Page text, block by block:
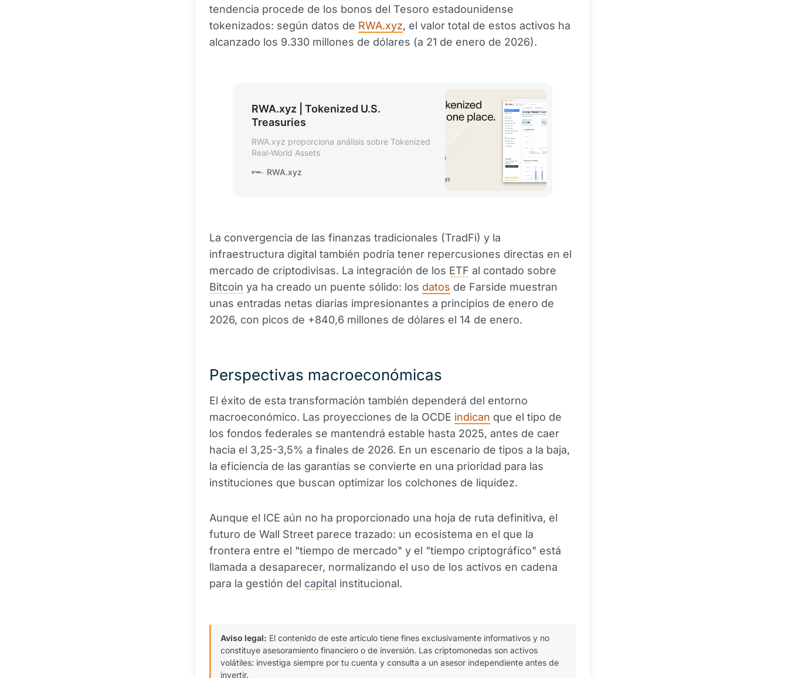
tendencia procede de los bonos del Tesoro estadounidense
tokenizados: según datos de RWA.xyz, el valor total de estos activos ha
alcanzado los 9.330 millones de dólares (a 21 de enero de 2026).
RWA.xyz | Tokenized U.S.
Treasuries
RWA.xyz proporciona análisis sobre Tokenized
Real-World Assets
RWA.xyz
La convergencia de las finanzas tradicionales (TradFi) y la
infraestructura digital también podría tener repercusiones directas en el
mercado de criptodivisas. La integración de los ETF al contado sobre
Bitcoin ya ha creado un puente sólido: los datos de Farside muestran
unas entradas netas diarias impresionantes a principios de enero de
2026, con picos de +840,6 millones de dólares el 14 de enero.
Perspectivas macroeconómicas
El éxito de esta transformación también dependerá del entorno
macroeconómico. Las proyecciones de la OCDE indican que el tipo de
los fondos federales se mantendrá estable hasta 2025, antes de caer
hacia el 3,25-3,5% a finales de 2026. En un escenario de tipos a la baja,
la eficiencia de las garantías se convierte en una prioridad para las
instituciones que buscan optimizar los colchones de liquidez.
Aunque el ICE aún no ha proporcionado una hoja de ruta definitiva, el
futuro de Wall Street parece trazado: un ecosistema en el que la
frontera entre el "tiempo de mercado" y el "tiempo criptográfico" está
llamada a desaparecer, normalizando el uso de los activos en cadena
para la gestión del capital institucional.
Aviso legal: El contenido de este artículo tiene fines exclusivamente informativos y no
constituye asesoramiento financiero o de inversión. Las criptomonedas son activos
volátiles: investiga siempre por tu cuenta y consulta a un asesor independiente antes de
invertir.